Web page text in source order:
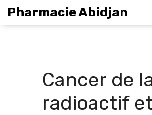
Pharmacie Abidjan
Cancer de
radioactif